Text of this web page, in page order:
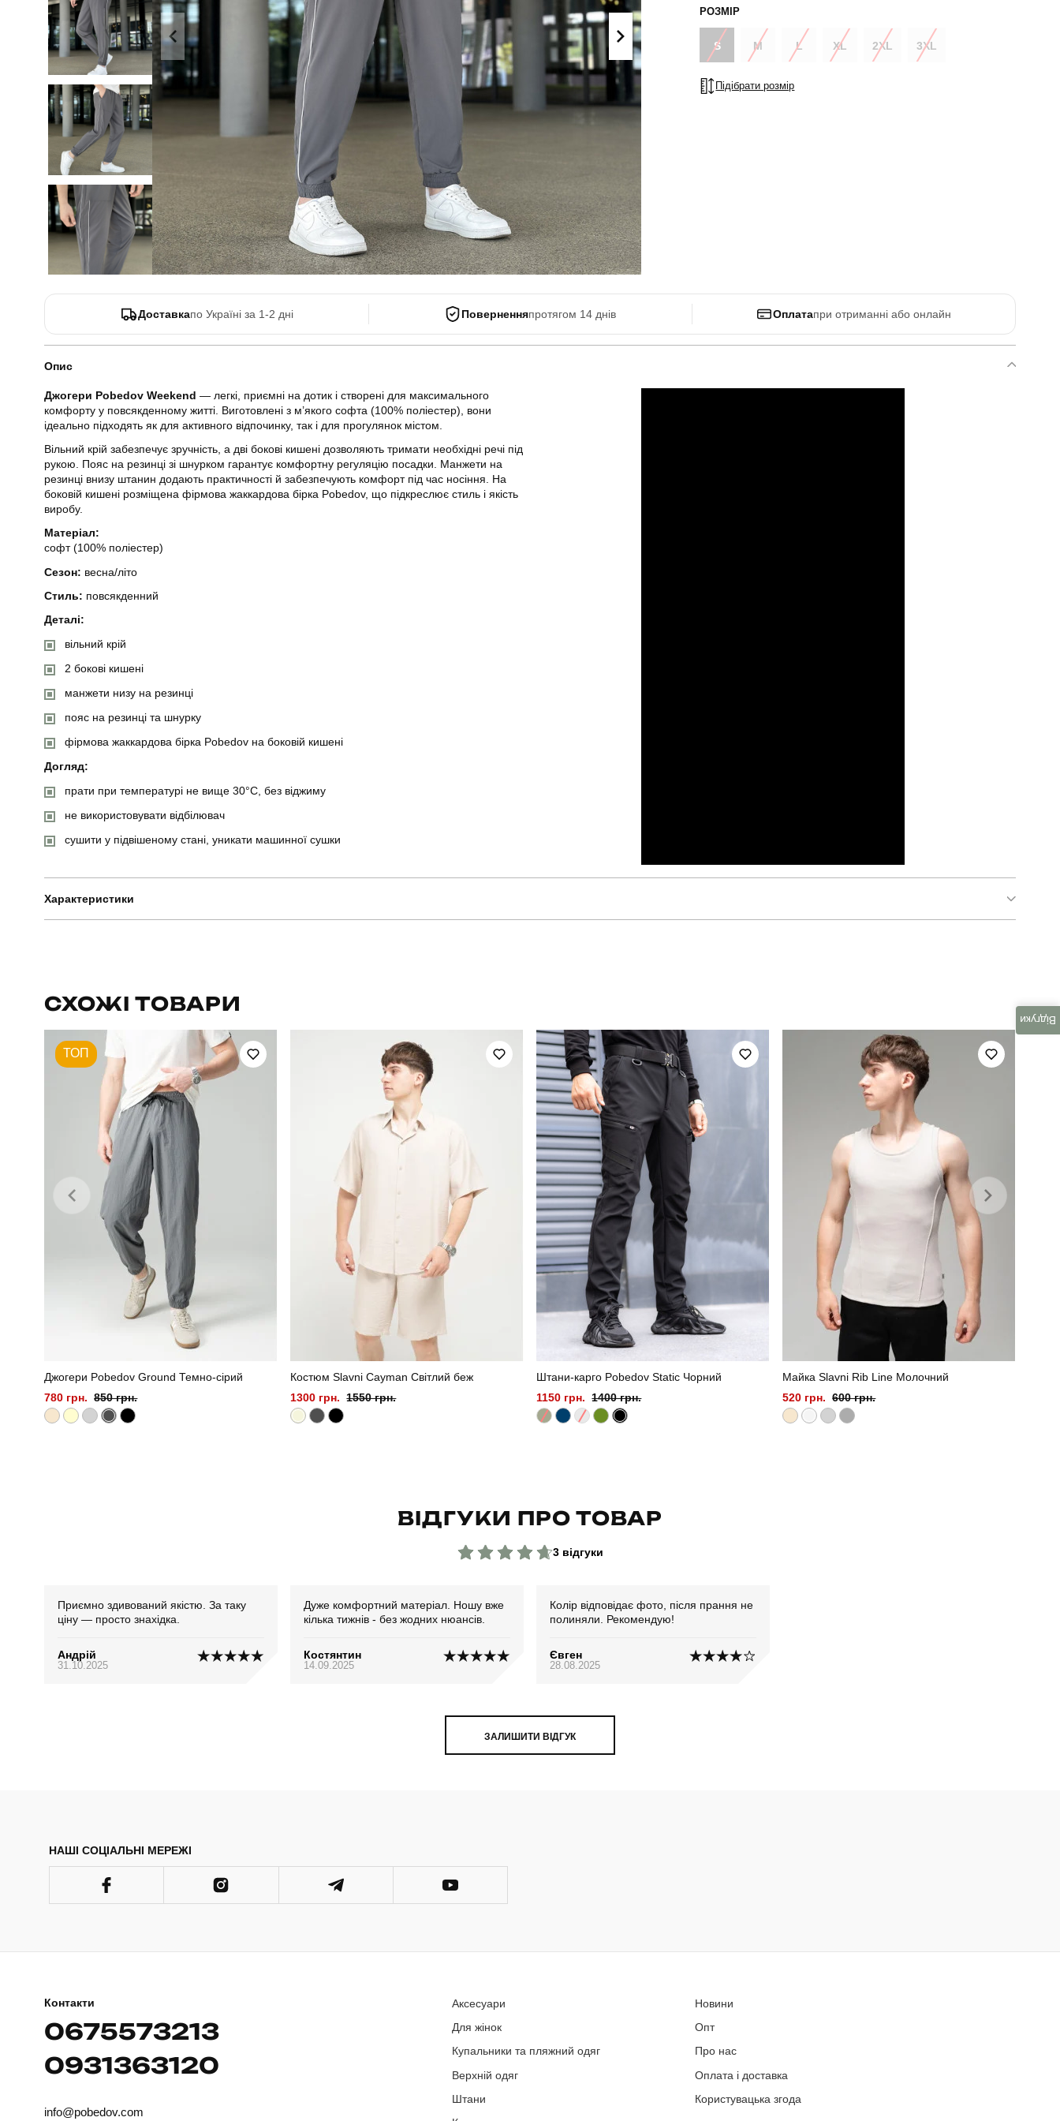
Літні комплекти
Комбінезони
Спортивні
костюми
Кежуал
Сорочки
Футболки
Світшоти
Худі
Боді
РОЗМІР
S M L XL 2XL 3XL
Підібрати розмір
Доставкапо Україні за 1-2 дні Поверненняпротягом 14 днів Оплатапри отриманні або онлайн
Опис
Джогери Pobedov Weekend — легкі, приємні на дотик і створені для максимального
комфорту у повсякденному житті. Виготовлені з м’якого софта (100% поліестер), вони
ідеально підходять як для активного відпочинку, так і для прогулянок містом.
Вільний крій забезпечує зручність, а дві бокові кишені дозволяють тримати необхідні речі під
рукою. Пояс на резинці зі шнурком гарантує комфортну регуляцію посадки. Манжети на
резинці внизу штанин додають практичності й забезпечують комфорт під час носіння. На
боковій кишені розміщена фірмова жаккардова бірка Pobedov, що підкреслює стиль і якість
виробу.
Матеріал:
софт (100% поліестер)
Сезон: весна/літо
Стиль: повсякденний
Деталі:
вільний крій
2 бокові кишені
манжети низу на резинці
пояс на резинці та шнурку
фірмова жаккардова бірка Pobedov на боковій кишені
Догляд:
прати при температурі не вище 30°C, без віджиму
не використовувати відбілювач
сушити у підвішеному стані, уникати машинної сушки
Характеристики
Стать
Сезон весна Колір темно-сірий
Склад тканини
Країна - виробник
СХОЖІ ТОВАРИ
ТОП
Джогери Pobedov Ground Темно-сірий
780 грн. 850 грн.
Костюм Slavni Cayman Світлий беж
1300 грн. 1550 грн.
Штани-карго Pobedov Static Чорний
1150 грн. 1400 грн.
Майка Slavni Rib Line Молочний
520 грн. 600 грн.
ВІДГУКИ ПРО ТОВАР
Відгуки
3 відгуки
Приємно здивований якістю. За таку
ціну — просто знахідка.
Андрій
31.10.2025
Дуже комфортний матеріал. Ношу вже
кілька тижнів - без жодних нюансів.
Костянтин
14.09.2025
Колір відповідає фото, після прання не
полиняли. Рекомендую!
Євген
28.08.2025
ЗАЛИШИТИ ВІДГУК
НАШІ СОЦІАЛЬНІ МЕРЕЖІ
Контакти
0675573213
0931363120
info@pobedov.com
Аксесуари
Для жінок
Купальники та пляжний одяг
Верхній одяг
Штани
Новини
Опт
Про нас
Оплата і доставка
Користувацька згода